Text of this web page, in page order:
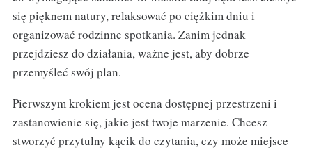
się pięknem natury, relaksować po ciężkim dniu i
organizować rodzinne spotkania. Zanim jednak
przejdziesz do działania, ważne jest, aby dobrze
przemyśleć swój plan.
Pierwszym krokiem jest ocena dostępnej przestrzeni i
zastanowienie się, jakie jest twoje marzenie. Chcesz
stworzyć przytulny kącik do czytania, czy może miejsce